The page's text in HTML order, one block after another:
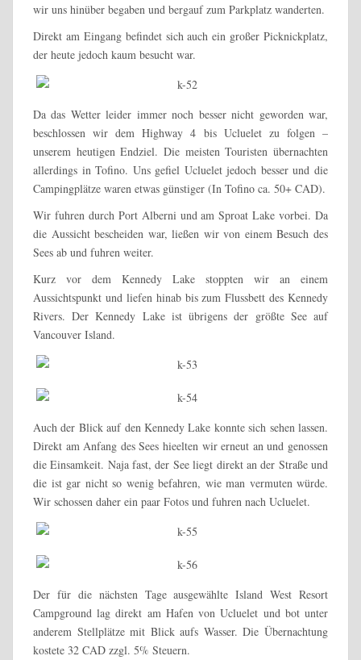
wir uns hinüber begaben und bergauf zum Parkplatz wanderten.
Direkt am Eingang befindet sich auch ein großer Picknickplatz,
der heute jedoch kaum besucht war.
Da das Wetter leider immer noch besser nicht geworden war,
beschlossen wir dem Highway 4 bis Ucluelet zu folgen –
unserem heutigen Endziel. Die meisten Touristen übernachten
allerdings in Tofino. Uns gefiel Ucluelet jedoch besser und die
Campingplätze waren etwas günstiger (In Tofino ca. 50+ CAD).
Wir fuhren durch Port Alberni und am Sproat Lake vorbei. Da
die Aussicht bescheiden war, ließen wir von einem Besuch des
Sees ab und fuhren weiter.
Kurz vor dem Kennedy Lake stoppten wir an einem
Aussichtspunkt und liefen hinab bis zum Flussbett des Kennedy
Rivers. Der Kennedy Lake ist übrigens der größte See auf
Vancouver Island.
Auch der Blick auf den Kennedy Lake konnte sich sehen lassen.
Direkt am Anfang des Sees hieelten wir erneut an und genossen
die Einsamkeit. Naja fast, der See liegt direkt an der Straße und
die ist gar nicht so wenig befahren, wie man vermuten würde.
Wir schossen daher ein paar Fotos und fuhren nach Ucluelet.
Der für die nächsten Tage ausgewählte Island West Resort
Campground lag direkt am Hafen von Ucluelet und bot unter
anderem Stellplätze mit Blick aufs Wasser. Die Übernachtung
kostete 32 CAD zzgl. 5% Steuern.